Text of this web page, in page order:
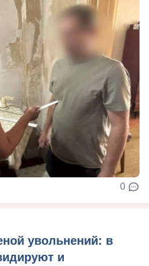
0
увольнений: в
и